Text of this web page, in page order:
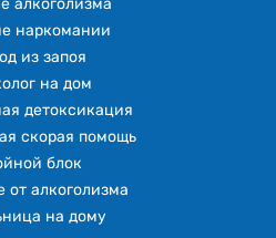
алкоголизма
наркомании
из запоя
на дом
детоксикация
скорая помощь
блок
от алкоголизма
на дому